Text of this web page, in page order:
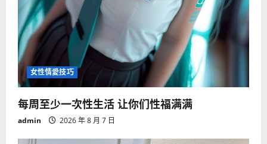
女性情愛技巧
每周至少一次性生活 让你们性福满满
admin 2026 年 8 月 7 日